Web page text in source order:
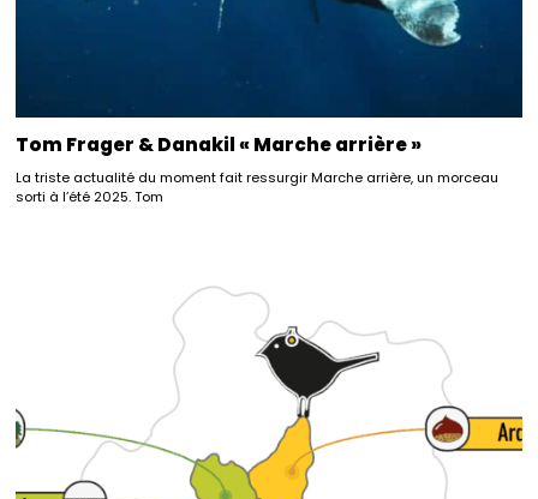
Tom Frager & Danakil « Marche arrière »
La triste actualité du moment fait ressurgir Marche arrière, un morceau
sorti à l’été 2025. Tom